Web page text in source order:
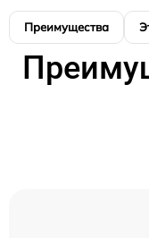
Преимущества